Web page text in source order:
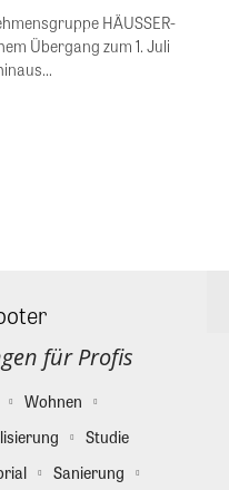
HÄUSSER-
Übergang zum 1. Juli
für Profis
Wohnen
Studie
Sanierung